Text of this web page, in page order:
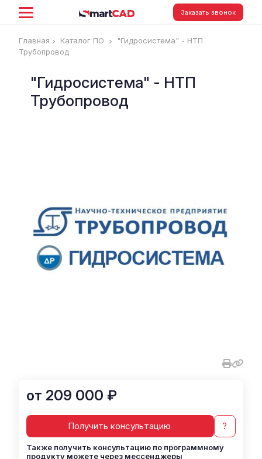
Заказать звонок
Главная Каталог ПО
"Гидросистема" - НТП
Трубопровод
"Гидросистема" - НТП
Трубопровод
от 209 000 ₽
Получить консультацию ?
Также получить консультацию по программному
продукту можете через мессенджеры